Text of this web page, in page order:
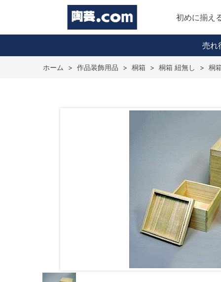
初めに揃え
売れ
ホーム > 作品装飾用品 > 桐箱 > 桐箱 紐無し > 桐